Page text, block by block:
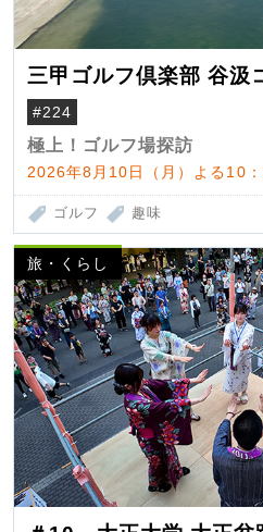
三甲ゴルフ倶楽部 谷
#224
極上！ゴルフ場探訪
2026年8月10日（月）よる10
ゴルフ 趣味
旅・くらし